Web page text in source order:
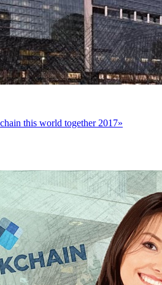
this world together 2017»